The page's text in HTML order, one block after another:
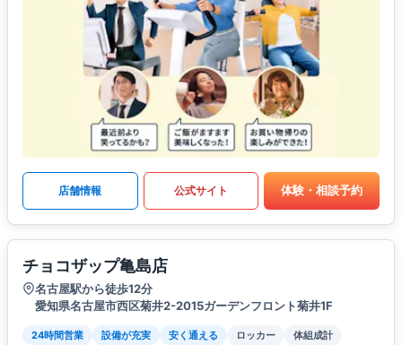
店舗情報 公式サイト 体験・相談予約
チョコザップ亀島店
名古屋駅から徒歩12分
愛知県名古屋市西区菊井2-2015ガーデンフロント菊井1F
24時間営業 設備が充実 安く通える ロッカー
体組成計